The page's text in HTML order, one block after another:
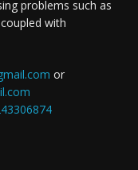
problems such as
with
or